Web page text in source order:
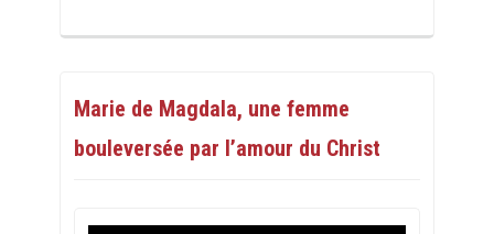
Marie de Magdala, une femme
bouleversée par l’amour du Christ